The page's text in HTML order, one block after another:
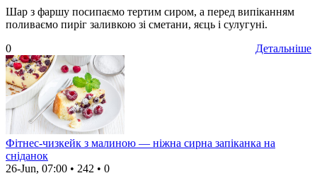
Шар з фаршу посипаємо тертим сиром, а перед випіканням
поливаємо пиріг заливкою зі сметани, яєць і сулугуні.
Детальніше
0
Фітнес-чизкейк з малиною — ніжна сирна запіканка на
сніданок
26-Jun, 07:00 • 242 • 0